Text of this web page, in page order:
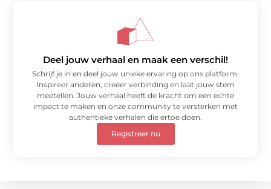
Deel jouw verhaal en maak een verschil!
Schrijf je in en deel jouw unieke ervaring op ons platform.
Inspireer anderen, creëer verbinding en laat jouw stem
meetellen. Jouw verhaal heeft de kracht om een echte
impact te maken en onze community te versterken met
authentieke verhalen die ertoe doen.
Registreer nu